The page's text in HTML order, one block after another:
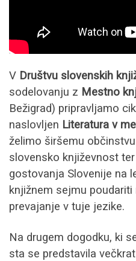
V Društvu slovenskih
sodelovanju z Mestno
Bežigrad) pripravljamo
naslovljen Literatura v
želimo širšemu
slovensko književnost
gostovanja Slovenije na
knjižnem sejmu
prevajanje v tuje jezike.
Na drugem dogodku, ki
sta se predstavila